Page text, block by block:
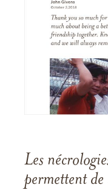
Les
permettent de